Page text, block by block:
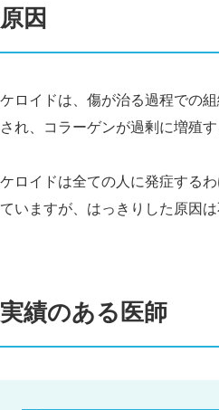
原因
ケロイドは、傷が治る過程での
され、コラーゲンが過剰に増殖
ケロイドは全ての人に発症するわ
ていますが、はっきりした原因は
実績のある医師